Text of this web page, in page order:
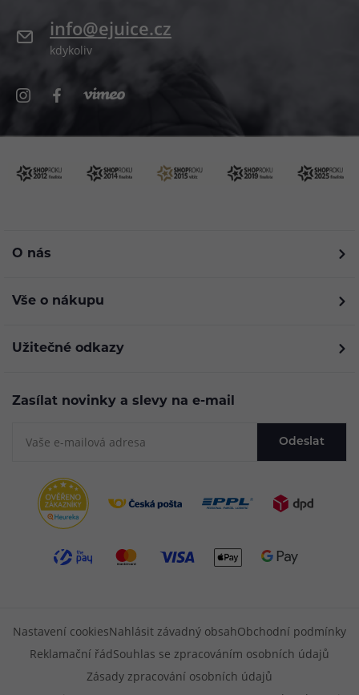
info@ejuice.cz
kdykoliv
O nás
Vše o nákupu
Užitečné odkazy
Zasílat novinky a slevy na e-mail
Odeslat
Nastavení cookiesNahlásit závadný obsahObchodní podmínky
Reklamační řádSouhlas se zpracováním osobních údajů
Zásady zpracování osobních údajů